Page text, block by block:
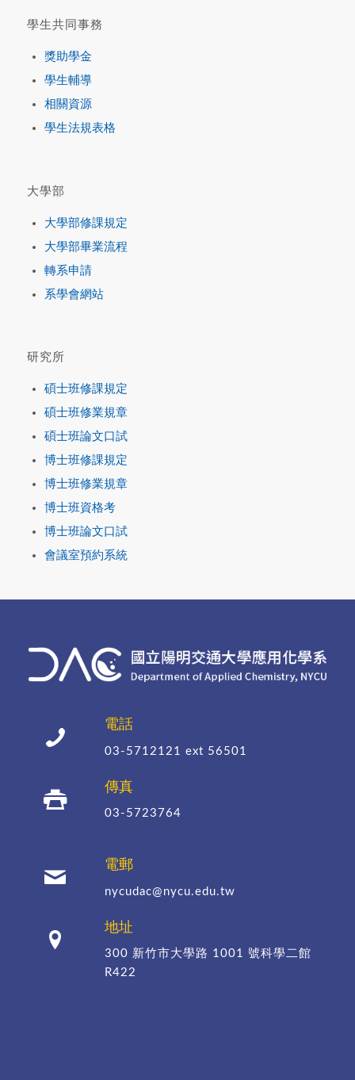
學生共同事務
獎助學金
學生輔導
相關資源
學生法規表格
大學部
大學部修課規定
大學部畢業流程
轉系申請
系學會網站
研究所
碩士班修課規定
碩士班修業規章
碩士班論文口試
博士班修課規定
博士班修業規章
博士班資格考
博士班論文口試
會議室預約系統
電話
03-5712121 ext 56501
傳真
03-5723764
電郵
nycudac@nycu.edu.tw
地址
300 新竹市大學路 1001 號科學二館
R422